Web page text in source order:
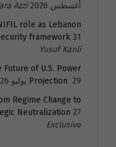
أغسطس 2026
Azzi
role as Lebanon
framework 31 يوليو 2026
Yusuf Kanli
Future of U.S. Power
Projection 29 يوليو 2026
Regime Change to
Neutralization 27 يوليو 2026
Exclusive